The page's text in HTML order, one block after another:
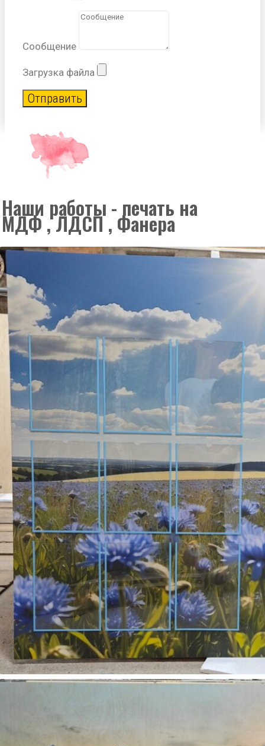
Сообщение
Загрузка файла
Отправить
Наши работы - печать на
МДФ , ЛДСП , Фанера